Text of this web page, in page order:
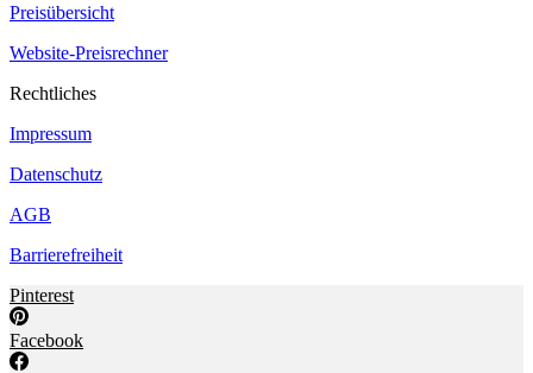
Preisübersicht
Website-Preisrechner
Rechtliches
Impressum
Datenschutz
AGB
Barrierefreiheit
Pinterest
Facebook